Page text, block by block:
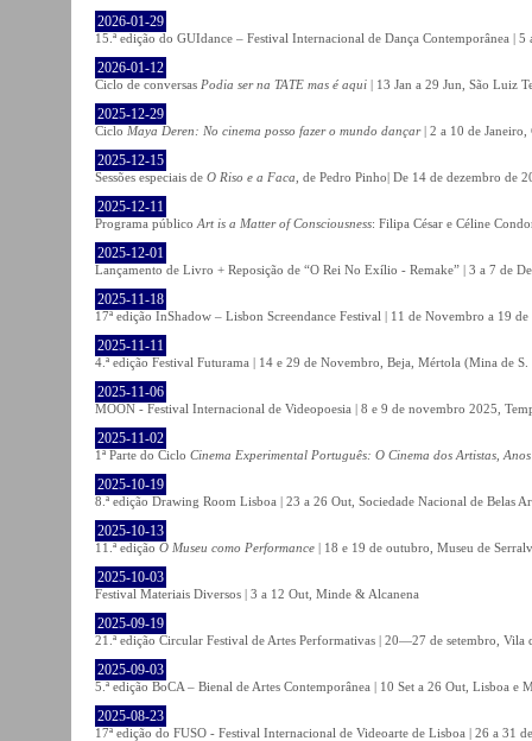
2026-01-29
15.ª edição do GUIdance – Festival Internacional de Dança Contemporânea |
2026-01-12
Ciclo de conversas Podia ser na TATE mas é aqui | 13 Jan a 29 Jun, São Luiz
2025-12-29
Ciclo Maya Deren: No cinema posso fazer o mundo dançar| 2 a 10 de Janeiro,
2025-12-15
Sessões especiais de O Riso e a Faca , de Pedro Pinho| De 14 de dezembro de
2025-12-11
Programa público Art is a Matter of Consciousness: Filipa César e Céline
2025-12-01
Lançamento de Livro + Reposição de “O Rei No Exílio - Remake” | 3 a 7 de
2025-11-18
17ª edição InShadow – Lisbon Screendance Festival | 11 de Novembro a 19
2025-11-11
4.ª edição Festival Futurama | 14 e 29 de Novembro, Beja, Mértola (Mina de
2025-11-06
MOON - Festival Internacional de Videopoesia | 8 e 9 de novembro 2025,
2025-11-02
1ª Parte do Ciclo Cinema Experimental Português: O Cinema dos Artistas,
2025-10-19
8.ª edição Drawing Room Lisboa | 23 a 26 Out, Sociedade Nacional de Belas
2025-10-13
11.ª edição O Museu como Performance | 18 e 19 de outubro, Museu de
2025-10-03
Festival Materiais Diversos | 3 a 12 Out, Minde & Alcanena
2025-09-19
21.ª edição Circular Festival de Artes Performativas | 20—27 de setembro, Vila
2025-09-03
5.ª edição BoCA – Bienal de Artes Contemporânea | 10 Set a 26 Out, Lisboa e
2025-08-23
17ª edição do FUSO - Festival Internacional de Videoarte de Lisboa | 26 a 31